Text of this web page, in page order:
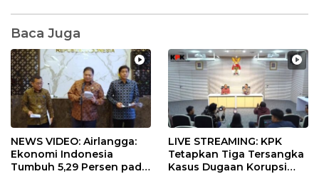
Baca Juga
NEWS VIDEO: Airlangga:
Ekonomi Indonesia
Tumbuh 5,29 Persen pada
LIVE STREAMING: KPK
Tetapkan Tiga Tersangka
Kasus Dugaan Korupsi